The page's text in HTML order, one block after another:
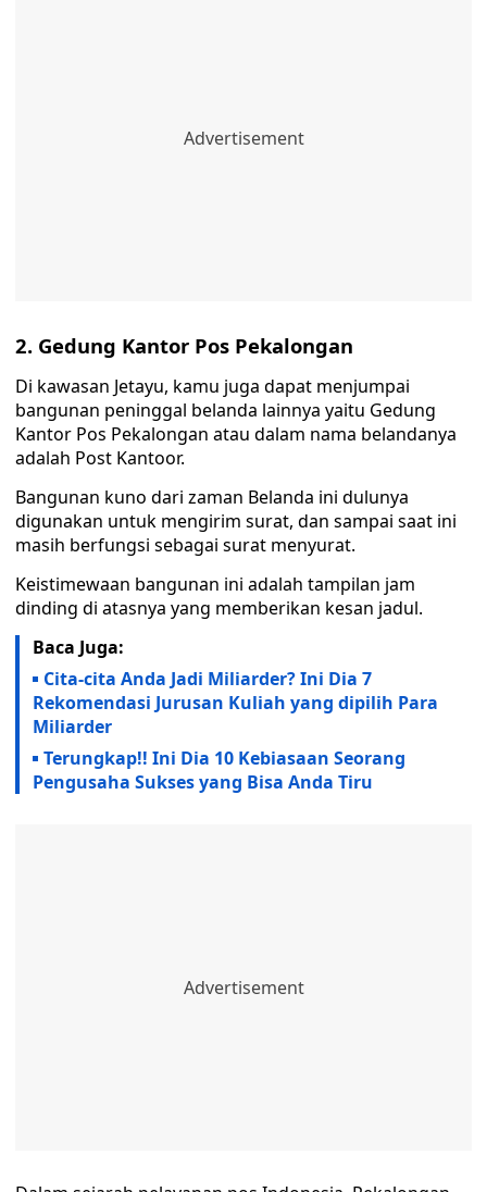
2. Gedung Kantor Pos Pekalongan
Di kawasan Jetayu, kamu juga dapat menjumpai
bangunan peninggal belanda lainnya yaitu Gedung
Kantor Pos Pekalongan atau dalam nama belandanya
adalah Post Kantoor.
Bangunan kuno dari zaman Belanda ini dulunya
digunakan untuk mengirim surat, dan sampai saat ini
masih berfungsi sebagai surat menyurat.
Keistimewaan bangunan ini adalah tampilan jam
dinding di atasnya yang memberikan kesan jadul.
Baca Juga:
Cita-cita Anda Jadi Miliarder? Ini Dia 7
Rekomendasi Jurusan Kuliah yang dipilih Para
Miliarder
Terungkap!! Ini Dia 10 Kebiasaan Seorang
Pengusaha Sukses yang Bisa Anda Tiru